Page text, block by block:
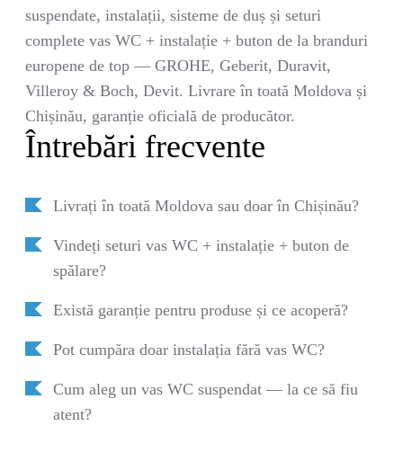
suspendate, instalații, sisteme de duș și seturi
complete vas WC + instalație + buton de la branduri
europene de top — GROHE, Geberit, Duravit,
Villeroy & Boch, Devit. Livrare în toată Moldova și
Chișinău, garanție oficială de producător.
Întrebări frecvente
Livrați în toată Moldova sau doar în Chișinău?
Vindeți seturi vas WC + instalație + buton de
spălare?
Există garanție pentru produse și ce acoperă?
Pot cumpăra doar instalația fără vas WC?
Cum aleg un vas WC suspendat — la ce să fiu
atent?